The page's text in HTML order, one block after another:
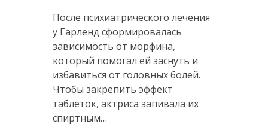
После психиатрического лечения
у Гарленд сформировалась
зависимость от морфина,
который помогал ей заснуть и
избавиться от головных болей.
Чтобы закрепить эффект
таблеток, актриса запивала их
спиртным…